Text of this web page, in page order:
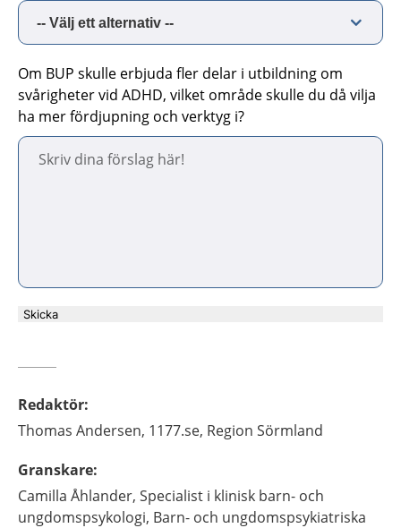
Om BUP skulle erbjuda fler delar i utbildning om
svårigheter vid ADHD, vilket område skulle du då vilja
ha mer fördjupning och verktyg i?
Skicka
Redaktör:
Thomas Andersen, 1177.se, Region Sörmland
Granskare:
Camilla Åhlander, Specialist i klinisk barn- och
ungdomspsykologi, Barn- och ungdomspsykiatriska